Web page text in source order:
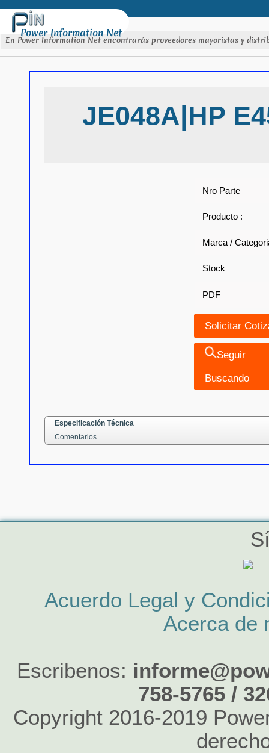
Power Information Net
En Power Information Net encontrarás proveedores mayoristas y
JE048A|HP
Nro Parte
Producto :
Marca /
Stock
PDF
Seguir
Buscando
Especificación Técnica
Comentarios
Acuerdo Legal y
Acerca de
Escribenos:
758-5765 /
Copyright 2016-2019